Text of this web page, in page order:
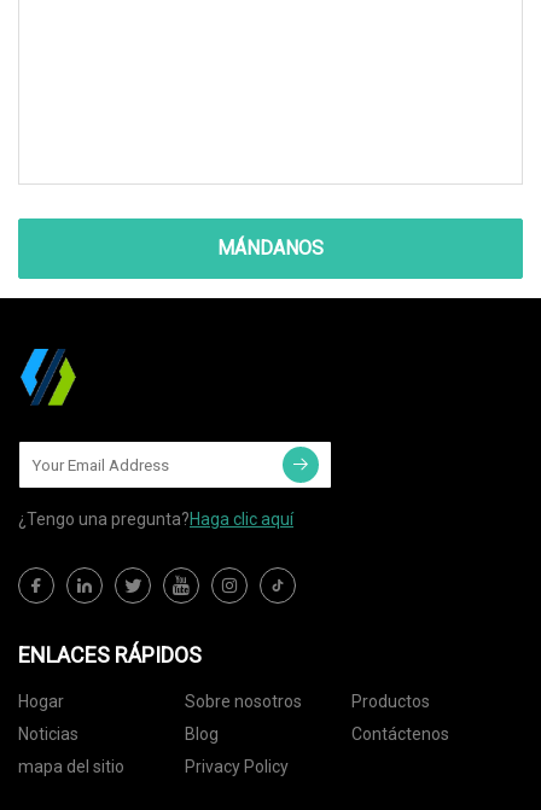
MÁNDANOS
¿Tengo una pregunta?Haga clic aquí
ENLACES RÁPIDOS
Hogar Sobre nosotros
Productos
Noticias
Blog
Contáctenos
mapa del sitio
Privacy Policy